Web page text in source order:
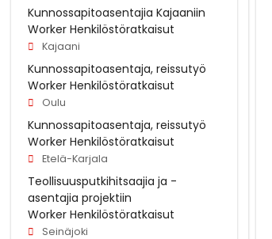
Kunnossapitoasentajia Kajaaniin
Worker Henkilöstöratkaisut
Kajaani
Kunnossapitoasentaja, reissutyö
Worker Henkilöstöratkaisut
Oulu
Kunnossapitoasentaja, reissutyö
Worker Henkilöstöratkaisut
Etelä-Karjala
Teollisuusputkihitsaajia ja -
asentajia projektiin
Worker Henkilöstöratkaisut
Seinäjoki